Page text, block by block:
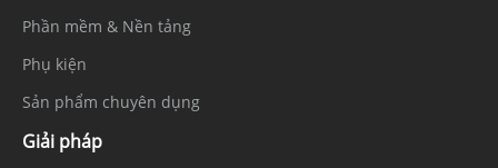
Phần mềm & Nền tảng
Phụ kiện
Sản phẩm chuyên dụng
Giải pháp